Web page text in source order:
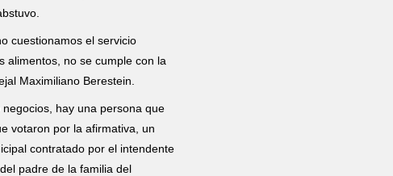
cuestionamos el servicio
alimentos, no se cumple con la
Maximiliano Berestein.
hay una persona que
votaron por la afirmativa, un
contratado por el intendente
padre de la familia del